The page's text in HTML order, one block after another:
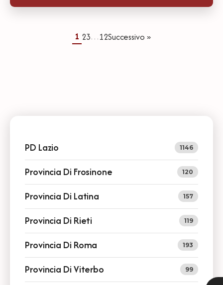
1 23…12Successivo »
PD Lazio 1146
Provincia Di Frosinone 120
Provincia Di Latina 157
Provincia Di Rieti 119
Provincia Di Roma 193
Provincia Di Viterbo 99